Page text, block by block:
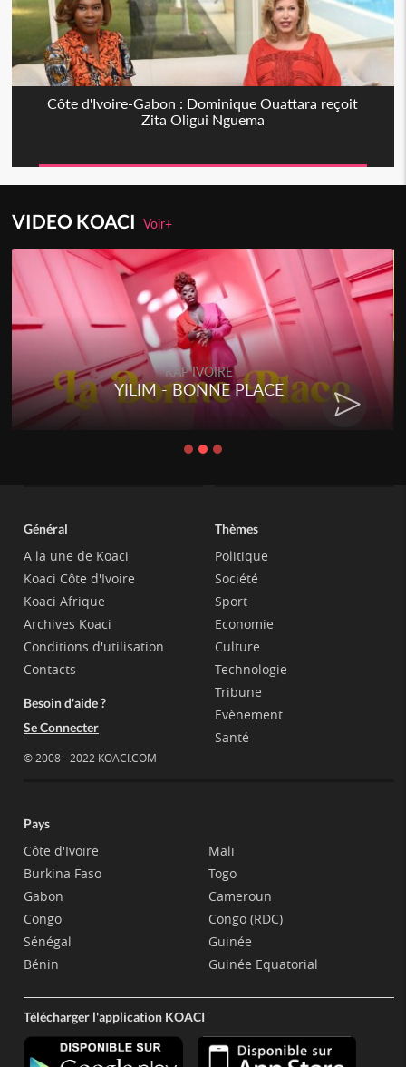
Côte d'Ivoire-Gabon : Dominique Ouattara reçoit
Zita Oligui Nguema
VIDEO KOACIVoir+
RAP IVOIRE
YILIM - BONNE PLACE
Général
A la une de Koaci
Koaci Côte d'Ivoire
Koaci Afrique
Archives Koaci
Conditions d'utilisation
Contacts
Besoin d'aide ?
Se Connecter
© 2008 - 2022 KOACI.COM
Thèmes
Politique
Société
Sport
Economie
Culture
Technologie
Tribune
Evènement
Santé
Pays
Côte d'Ivoire
Burkina Faso
Gabon
Congo
Sénégal
Bénin
Mali
Togo
Cameroun
Congo (RDC)
Guinée
Guinée Equatorial
Télécharger l'application KOACI